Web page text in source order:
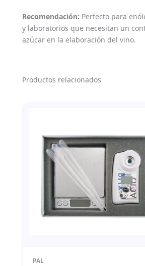
Recomendación: Perfecto para
y laboratorios que necesitan un
azúcar en la elaboración del vino.
Productos relacionados
PAL